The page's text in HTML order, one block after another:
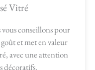
Vitré
conseillons pour
et met en valeur
avec une attention
décoratifs.